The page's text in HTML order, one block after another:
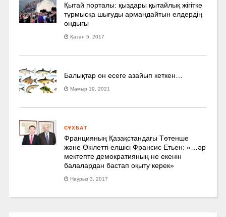
Қытай порталы: қыздары қытайлық жігітке
тұрмысқа шығуды армандайтын елдердің
ондығы
Қазан 5, 2017
Балықтар он есеге азайып кеткен…
Мамыр 19, 2021
СҰХБАТ
Францияның Қазақстандағы Төтенше
және Өкілетті елшісі Франсис Етьен: «…әр
мектепте демократияның не екенін
балалардан бастап оқыту керек»
Наурыз 3, 2017